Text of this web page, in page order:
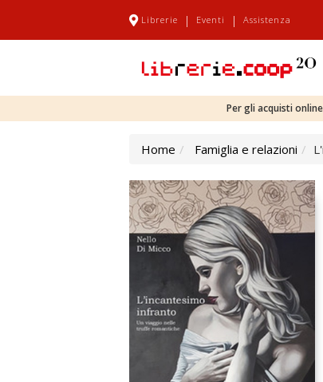
Librerie | Eventi | Assistenza
Per gli acquisti
Home Famiglia e relazioni